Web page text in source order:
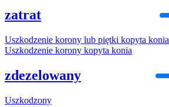
zatrat
Uszkodzenie korony lub piętki kopyta konia
Uszkodzenie korony kopyta konia
zdezelowany
Uszkodzony